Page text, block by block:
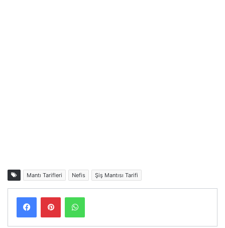
Mantı Tarifleri Nefis Şiş Mantısı Tarifi
FacebookPinterestWhatsApp